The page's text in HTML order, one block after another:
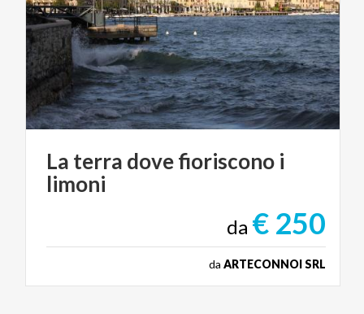
La terra dovefioriscono i
limoni
da € 250
da ARTECONNOI SRL